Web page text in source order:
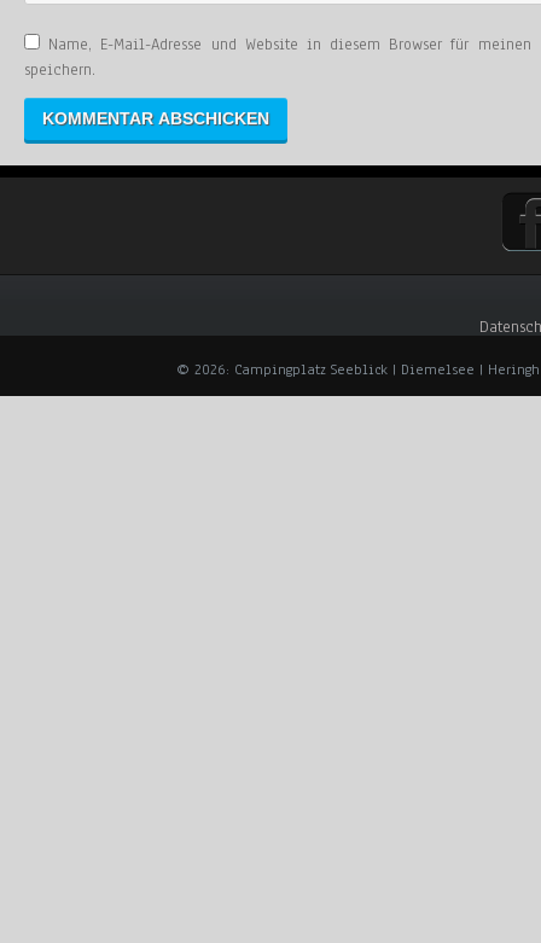
Name, E-Mail-Adresse und Website in diesem Browser für meinen
speichern.
© 2026: Campingplatz Seeblick | Diemelsee |